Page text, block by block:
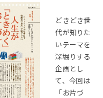
どきどき世
代が知りた
いテーマを
深堀りする
企画とし
て、今回は
「お片づ